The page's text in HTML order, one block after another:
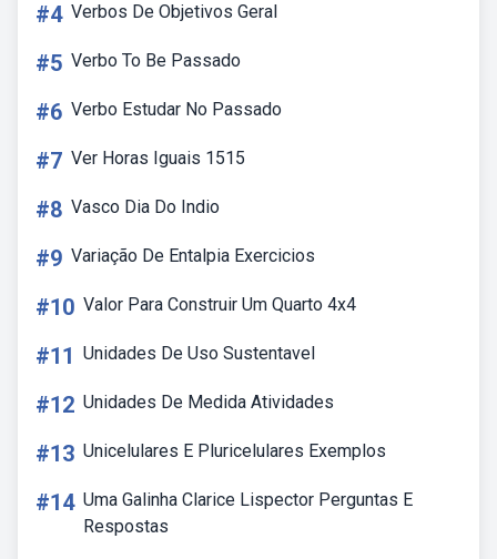
#4 Verbos De Objetivos Geral
#5 Verbo To Be Passado
#6 Verbo Estudar No Passado
#7 Ver Horas Iguais 1515
#8 Vasco Dia Do Indio
#9 Variação De Entalpia Exercicios
#10 Valor Para Construir Um Quarto 4x4
#11 Unidades De Uso Sustentavel
#12 Unidades De Medida Atividades
#13 Unicelulares E Pluricelulares Exemplos
#14 Uma Galinha Clarice Lispector Perguntas E
Respostas